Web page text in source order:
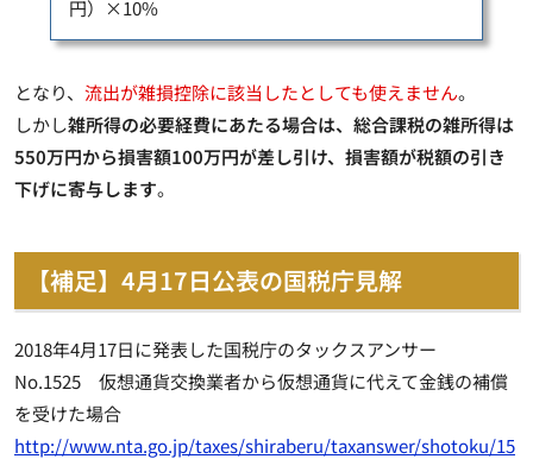
円）×10%
となり、 流出が雑損控除に該当したとしても使えません。
しかし雑所得の必要経費にあたる場合は、総合課税の雑所得は
550万円から損害額100万円が差し引け、損害額が税額の引き
下げに寄与します。
【補足】4月17日公表の国税庁見解
2018年4月17日に発表した国税庁のタックスアンサー
No.1525 仮想通貨交換業者から仮想通貨に代えて金銭の補償
を受けた場合
http://www.nta.go.jp/taxes/shiraberu/taxanswer/shotoku/15